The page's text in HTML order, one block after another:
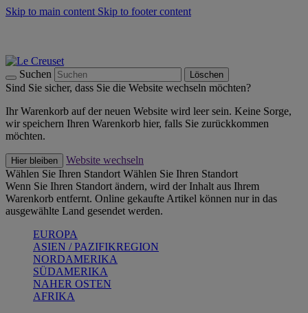
Skip to main content Skip to footer content
Suchen Löschen
Sind Sie sicher, dass Sie die Website wechseln möchten?
Ihr Warenkorb auf der neuen Website wird leer sein. Keine Sorge,
wir speichern Ihren Warenkorb hier, falls Sie zurückkommen
möchten.
Hier bleiben
Website wechseln
Wählen Sie Ihren Standort Wählen Sie Ihren Standort
Wenn Sie Ihren Standort ändern, wird der Inhalt aus Ihrem
Warenkorb entfernt. Online gekaufte Artikel können nur in das
ausgewählte Land gesendet werden.
EUROPA
ASIEN / PAZIFIKREGION
NORDAMERIKA
SÜDAMERIKA
NAHER OSTEN
AFRIKA